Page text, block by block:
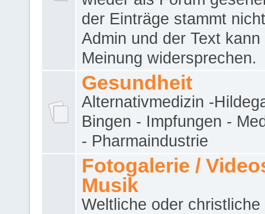
der Einträge stammt
Admin und der Text kann
Meinung widersprechen.
Gesundheit
Alternativmedizin -
Bingen - Impfungen -
- Pharmaindustrie
Fotogalerie /
Musik
Weltliche oder christliche